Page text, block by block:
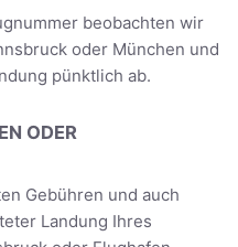
beobachten wir
oder München und
pünktlich ab.
ODER
Gebühren und auch
Landung Ihres